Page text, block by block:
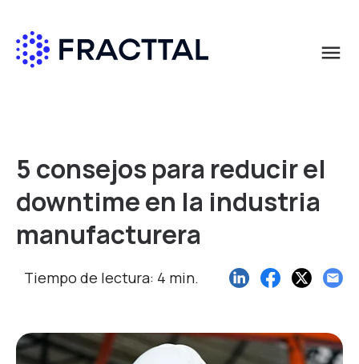
menu
5 consejos para reducir el
downtime en la industria
manufacturera
Tiempo de lectura: 4 min.